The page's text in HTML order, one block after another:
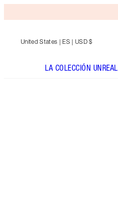
United States | ES | USD $
LA COLECCIÓN UNREAL